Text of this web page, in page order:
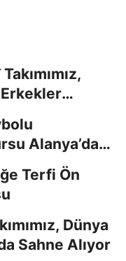
Alanya’da
Terfi Ön
Dünya
Sahne Alıyor